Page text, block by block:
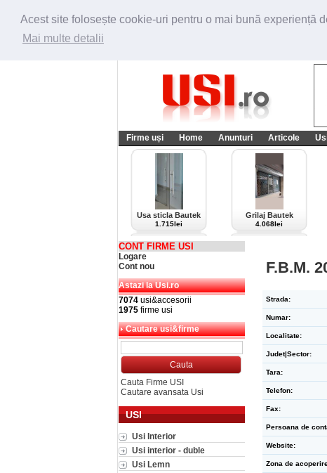
Acest site folosește cookie-uri pentru o mai bună experiență
Mai multe detalii
Firme uși Home Anunturi Articole
Usa sticla Bautek
1.715lei
Grilaj Bautek
4.068lei
CONT FIRME USI
Logare
Cont nou
Astazi la Usi.ro
7074 usi&accesorii
1975 firme usi
Cautare usi&firme
Cauta Firme USI
Cautare avansata Usi
USI
Usi Interior
Usi interior - duble
Usi Lemn
F.B.M.
Strada:
Numar:
Localitate:
Judet|Sector:
Tara:
Telefon:
Fax:
Persoana de
Website:
Zona de